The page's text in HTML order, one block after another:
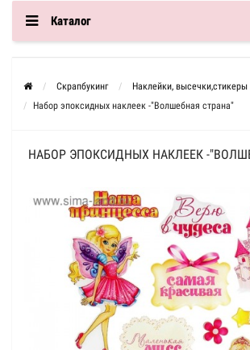
Каталог
Скрапбукинг
Наклейки, высечки,стикеры
Набор эпоксидных наклеек -"Волшебная страна"
НАБОР ЭПОКСИДНЫХ НАКЛЕЕК -